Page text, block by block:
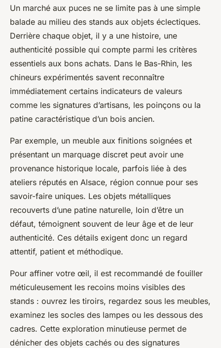
Un marché aux puces ne se limite pas à une simple
balade au milieu des stands aux objets éclectiques.
Derrière chaque objet, il y a une histoire, une
authenticité possible qui compte parmi les critères
essentiels aux bons achats. Dans le Bas-Rhin, les
chineurs expérimentés savent reconnaître
immédiatement certains indicateurs de valeurs
comme les signatures d’artisans, les poinçons ou la
patine caractéristique d’un bois ancien.
Par exemple, un meuble aux finitions soignées et
présentant un marquage discret peut avoir une
provenance historique locale, parfois liée à des
ateliers réputés en Alsace, région connue pour ses
savoir-faire uniques. Les objets métalliques
recouverts d’une patine naturelle, loin d’être un
défaut, témoignent souvent de leur âge et de leur
authenticité. Ces détails exigent donc un regard
attentif, patient et méthodique.
Pour affiner votre œil, il est recommandé de fouiller
méticuleusement les recoins moins visibles des
stands : ouvrez les tiroirs, regardez sous les meubles,
examinez les socles des lampes ou les dessous des
cadres. Cette exploration minutieuse permet de
dénicher des objets cachés ou des signatures